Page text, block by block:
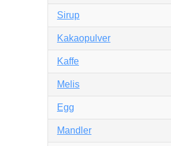
Sirup
Kakaopulver
Kaffe
Melis
Egg
Mandler